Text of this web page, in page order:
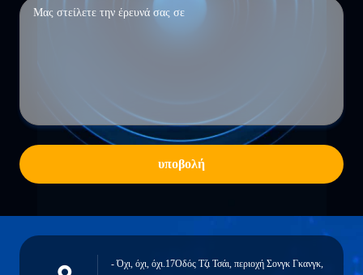
υποβολή
- Όχι, όχι, όχι.17Οδός Τζι Τσάι, περιοχή Σονγκ Γκανγκ,